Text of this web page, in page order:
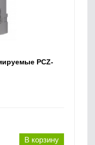
PCZ-
В корзину